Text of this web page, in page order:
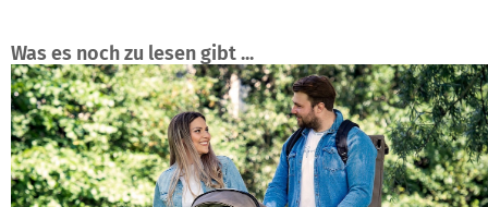
Was es noch zu lesen gibt ...